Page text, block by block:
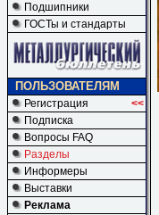
Подшипники
ГОСТы и стандарты
ПОЛЬЗОВАТЕЛЯМ
Регистрация
<<
Подписка
Вопросы FAQ
Разделы
Информеры
Выставки
Реклама